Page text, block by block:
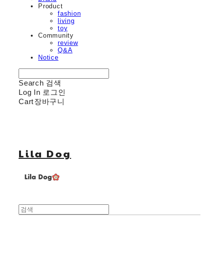
Product
fashion
living
toy
Community
review
Q&A
Notice
Search 검색
Log In 로그인
Cart장바구니
Lila Dog